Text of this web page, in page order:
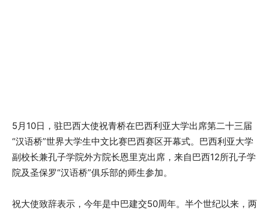
5月10日，驻巴西大使祝青桥在巴西利亚大学出席第二十三届
“汉语桥”世界大学生中文比赛巴西赛区开幕式。巴西利亚大学
副校长兼孔子学院外方院长恩里克出席，来自巴西12所孔子学
院及圣保罗“汉语桥”俱乐部的师生参加。
祝大使致辞表示，今年是中巴建交50周年。半个世纪以来，两